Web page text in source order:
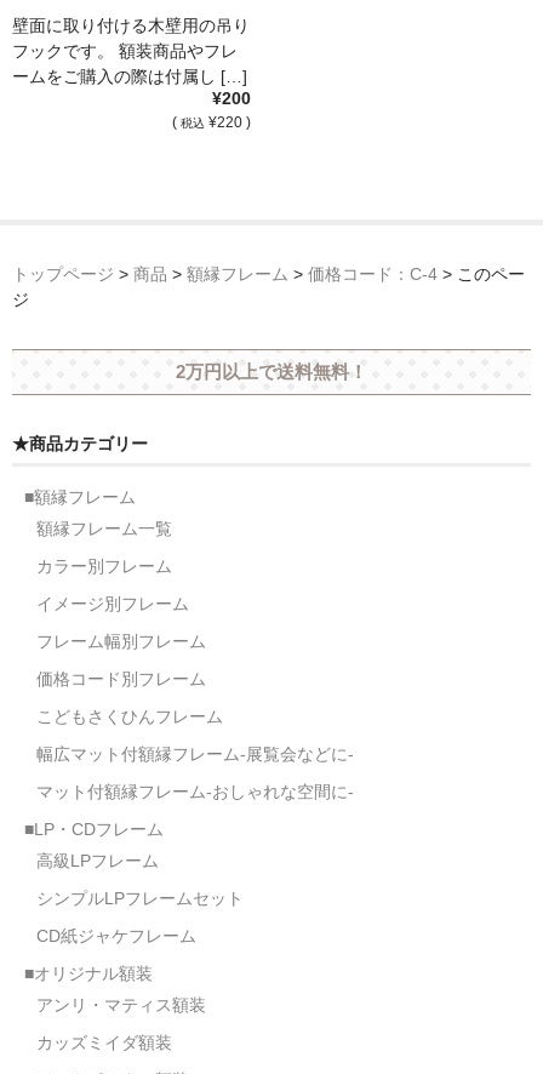
壁面に取り付ける木壁用の吊り
フックです。 額装商品やフレ
ームをご購入の際は付属し […]
¥200
( 税込 ¥220 )
トップページ > 商品 > 額縁フレーム > 価格コード：C-4 > このペー
ジ
2万円以上で送料無料！
★商品カテゴリー
■額縁フレーム
額縁フレーム一覧
カラー別フレーム
イメージ別フレーム
フレーム幅別フレーム
価格コード別フレーム
こどもさくひんフレーム
幅広マット付額縁フレーム-展覧会などに-
マット付額縁フレーム-おしゃれな空間に-
■LP・CDフレーム
高級LPフレーム
シンプルLPフレームセット
CD紙ジャケフレーム
■オリジナル額装
アンリ・マティス額装
カッズミイダ額装